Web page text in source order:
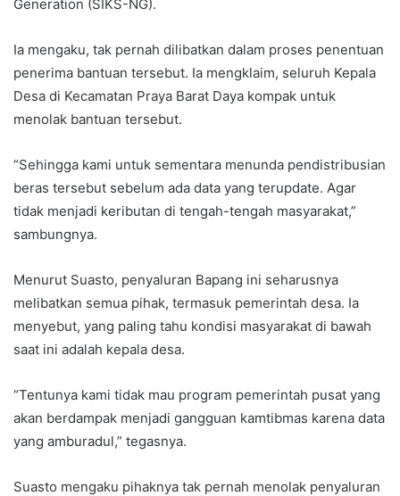
Generation (SIKS-NG).
Ia mengaku, tak pernah dilibatkan dalam proses penentuan
penerima bantuan tersebut. Ia mengklaim, seluruh Kepala
Desa di Kecamatan Praya Barat Daya kompak untuk
menolak bantuan tersebut.
“Sehingga kami untuk sementara menunda pendistribusian
beras tersebut sebelum ada data yang terupdate. Agar
tidak menjadi keributan di tengah-tengah masyarakat,”
sambungnya.
Menurut Suasto, penyaluran Bapang ini seharusnya
melibatkan semua pihak, termasuk pemerintah desa. Ia
menyebut, yang paling tahu kondisi masyarakat di bawah
saat ini adalah kepala desa.
“Tentunya kami tidak mau program pemerintah pusat yang
akan berdampak menjadi gangguan kamtibmas karena data
yang amburadul,” tegasnya.
Suasto mengaku pihaknya tak pernah menolak penyaluran